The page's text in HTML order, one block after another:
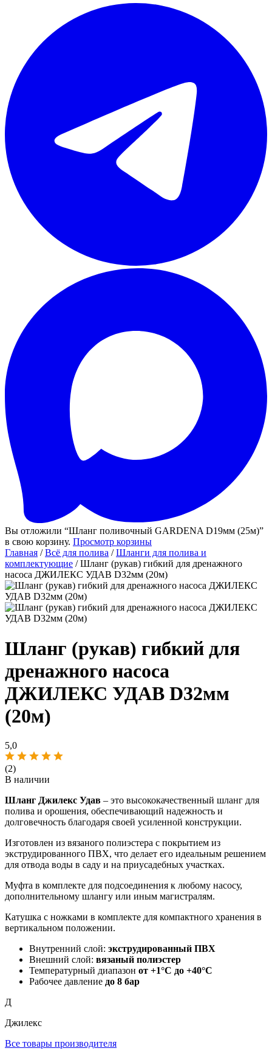
Вы отложили “Шланг поливочный GARDENA D19мм (25м)”
в свою корзину. Просмотр корзины
Главная /Всё для полива /Шланги для полива и
комплектующие / Шланг (рукав) гибкий для дренажного
насоса ДЖИЛЕКС УДАВ D32мм (20м)
Шланг (рукав) гибкий для
дренажного насоса
ДЖИЛЕКС УДАВ D32мм
(20м)
5,0
(2)
В наличии
Шланг Джилекс Удав – это высококачественный шланг для
полива и орошения, обеспечивающий надежность и
долговечность благодаря своей усиленной конструкции.
Изготовлен из вязаного полиэстера с покрытием из
экструдированного ПВХ, что делает его идеальным решением
для отвода воды в саду и на приусадебных участках.
Муфта в комплекте для подсоединения к любому насосу,
дополнительному шлангу или иным магистралям.
Катушка с ножками в комплекте для компактного хранения в
вертикальном положении.
Внутренний слой: экструдированный ПВХ
Внешний слой: вязаный полиэстер
Температурный диапазон от +1°С до +40°С
Рабочее давление до 8 бар
Д
Джилекс
Все товары производителя